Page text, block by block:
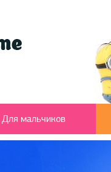
Для мальчиков